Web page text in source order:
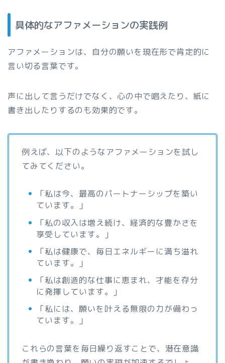
具体的なアファメーションの実践例
アファメーションは、自分の願いを現在形で肯定的に
言い切る言葉です。
声に出して言うだけでなく、心の中で唱えたり、紙に
書き出したりするのも効果的です。
例えば、以下のようなアファメーションを試し
てみてください。
「私は今、最高のパートナーシップを築い
ています。」
「私の収入は増え続け、経済的な豊かさを
享受しています。」
「私は健康で、毎日エネルギーに満ち溢れ
ています。」
「私は創造的な仕事に恵まれ、才能を存分
に発揮しています。」
「私には、願いを叶える無限の力が備わっ
ています。」
これらの言葉を毎日繰り返すことで、潜在意識